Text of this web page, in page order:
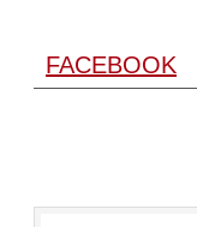
FACEBOOK